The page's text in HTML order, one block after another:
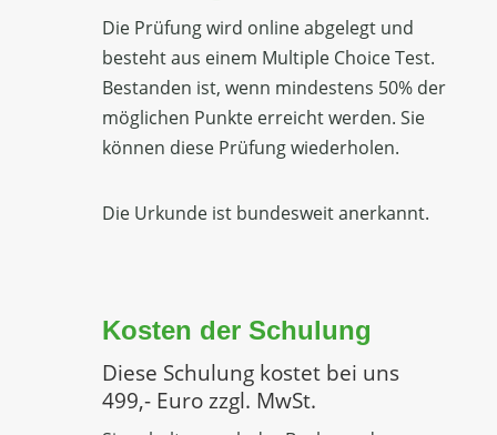
Die Prüfung wird online abgelegt und
besteht aus einem Multiple Choice Test.
Bestanden ist, wenn mindestens 50% der
möglichen Punkte erreicht werden. Sie
können diese Prüfung wiederholen.
Die Urkunde ist bundesweit anerkannt.
Kosten der Schulung
Diese Schulung kostet bei uns
499,- Euro zzgl. MwSt.